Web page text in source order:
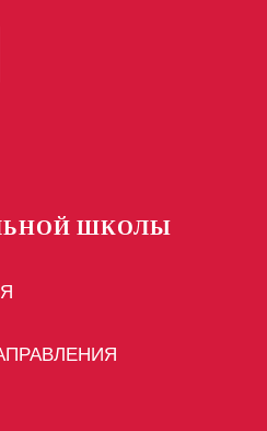
ШКОЛЫ